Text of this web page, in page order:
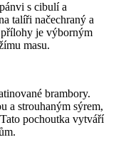
s cibulí a
talíři načechraný a
přílohy je výborným
masu.
brambory.
a strouhaným sýrem,
pochoutka vytváří